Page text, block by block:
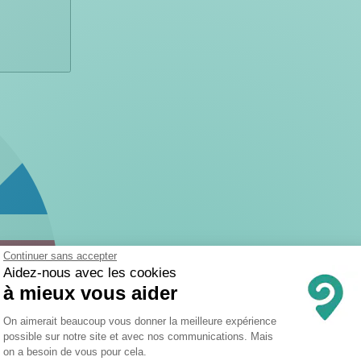
Continuer sans accepter
Aidez-nous avec les cookies
à mieux vous aider
Plateforme de Gestion du
On aimerait beaucoup vous donner la meilleure expérience
possible sur notre site et avec nos communications. Mais
on a besoin de vous pour cela.